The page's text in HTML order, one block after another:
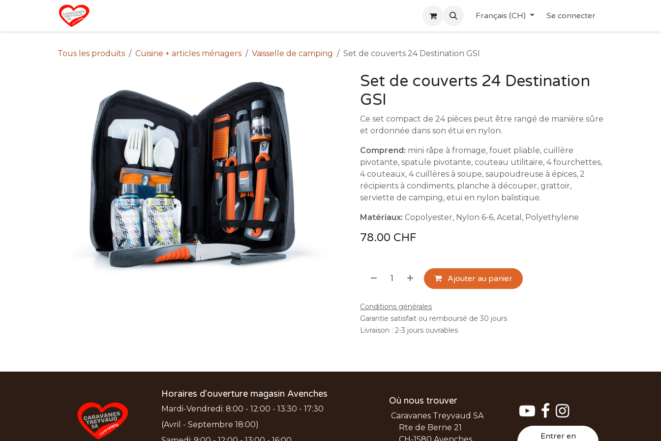
Se rendre au contenu
Français (CH) Se connecter
Tous les produits Cuisine + articles ménagers Vaisselle de camping Set de couverts 24 Destination GSI
Set de couverts 24 Destination
GSI
Ce set compact de 24 pièces peut être rangé de manière sûre
et ordonnée dans son étui en nylon.
Comprend: mini râpe à fromage, fouet pliable, cuillère
pivotante, spatule pivotante, couteau utilitaire, 4 fourchettes,
4 couteaux, 4 cuillères à soupe, saupoudreuse à épices, 2
récipients à condiments, planche à découper, grattoir,
serviette de camping, etui en nylon balistique.
Matériaux: Copolyester, Nylon 6-6, Acetal, Polyethylene
78.00 CHF
Ajouter au panier
Conditions générales
Garantie satisfait ou remboursé de 30 jours
Livraison : 2-3 jours ouvrables
Entrer en
Horaires d'ouverture magasin Avenches
Mardi-Vendredi: 8:00 - 12:00 - 13:30 - 17:30
(Avril - Septembre 18:00)
Où nous trouver
Caravanes Treyvaud SA
Rte de Berne 21
CH-1580 Avenches